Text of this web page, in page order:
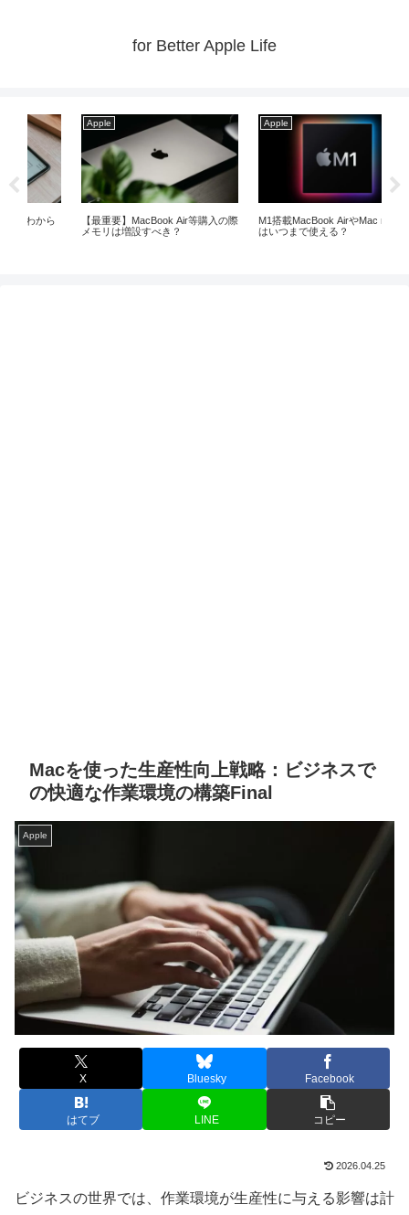
for Better Apple Life
Apple
M1搭載MacBook AirやMac mini等
はいつまで使える？
Apple
MacやiPad等の購入はいつがベス
ト！？【2026年8月】
Macを使った生産性向上戦略：ビジネスで
の快適な作業環境の構築Final
Apple
X Bluesky Facebook
はてブ LINE コピー
2026.04.25
ビジネスの世界では、作業環境が生産性に与える影響は計